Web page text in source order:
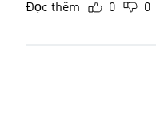
Đọc thêm 0 0